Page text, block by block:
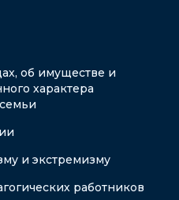
об имуществе и
характера
и экстремизму
работников